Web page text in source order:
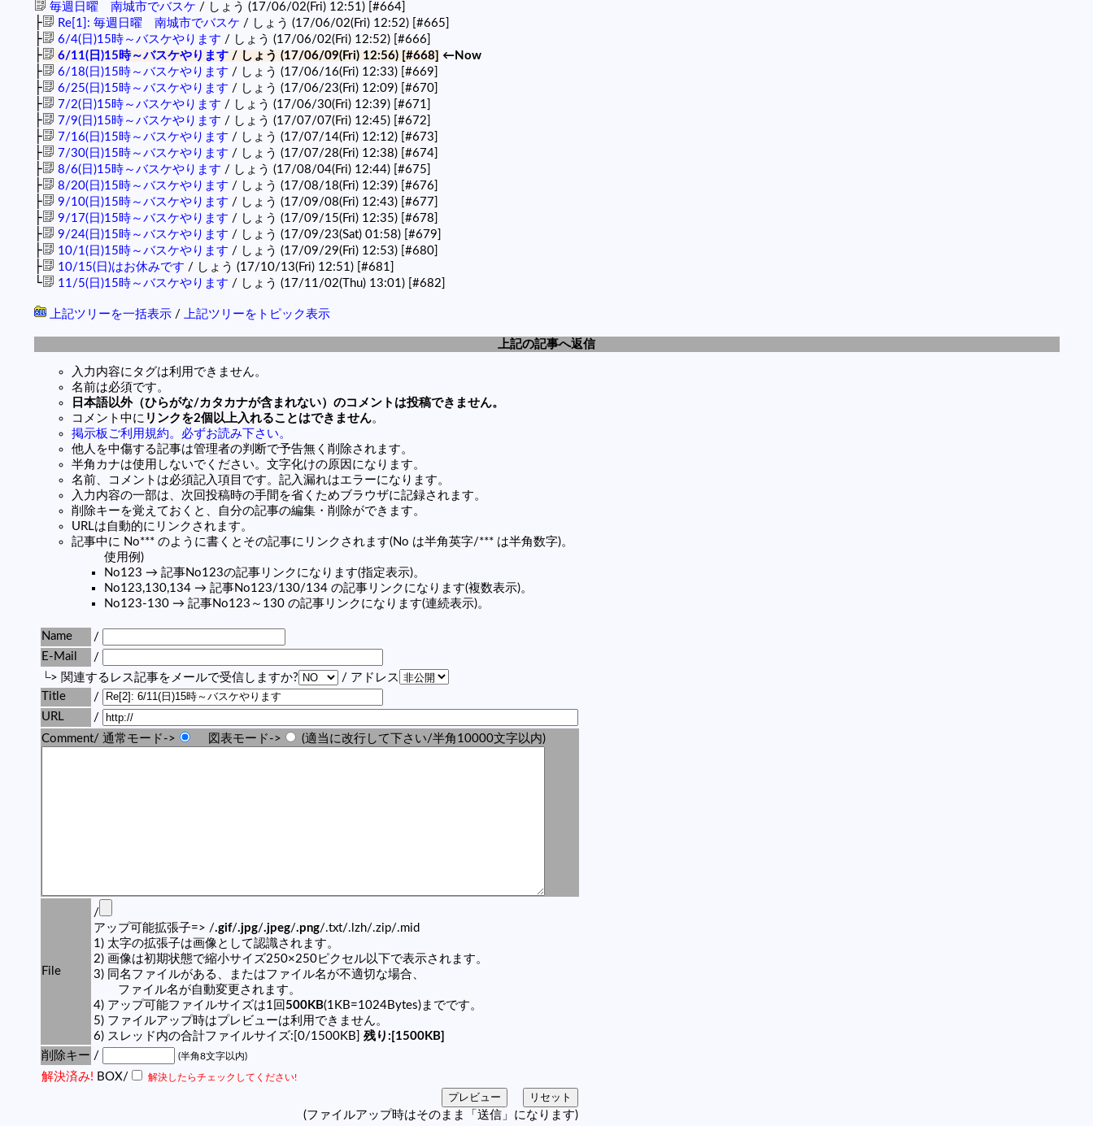
毎週日曜 南城市でバスケ / しょう (17/06/02(Fri) 12:51) [#664]
├ Re[1]: 毎週日曜 南城市でバスケ / しょう (17/06/02(Fri) 12:52) [#665]
├ 6/4(日)15時～バスケやります / しょう (17/06/02(Fri) 12:52) [#666]
├ 6/11(日)15時～バスケやります/ しょう (17/06/09(Fri) 12:56) [#668] ←Now
├ 6/18(日)15時～バスケやります / しょう (17/06/16(Fri) 12:33) [#669]
├ 6/25(日)15時～バスケやります / しょう (17/06/23(Fri) 12:09) [#670]
├ 7/2(日)15時～バスケやります / しょう (17/06/30(Fri) 12:39) [#671]
├ 7/9(日)15時～バスケやります / しょう (17/07/07(Fri) 12:45) [#672]
├ 7/16(日)15時～バスケやります / しょう (17/07/14(Fri) 12:12) [#673]
├ 7/30(日)15時～バスケやります / しょう (17/07/28(Fri) 12:38) [#674]
├ 8/6(日)15時～バスケやります / しょう (17/08/04(Fri) 12:44) [#675]
├ 8/20(日)15時～バスケやります / しょう (17/08/18(Fri) 12:39) [#676]
├ 9/10(日)15時～バスケやります / しょう (17/09/08(Fri) 12:43) [#677]
├ 9/17(日)15時～バスケやります / しょう (17/09/15(Fri) 12:35) [#678]
├ 9/24(日)15時～バスケやります / しょう (17/09/23(Sat) 01:58) [#679]
├ 10/1(日)15時～バスケやります / しょう (17/09/29(Fri) 12:53) [#680]
├ 10/15(日)はお休みです / しょう (17/10/13(Fri) 12:51) [#681]
└ 11/5(日)15時～バスケやります / しょう (17/11/02(Thu) 13:01) [#682]
上記ツリーを一括表示/ 上記ツリーをトピック表示
上記の記事へ返信
入力内容にタグは利用できません。
名前は必須です。
日本語以外（ひらがな/カタカナが含まれない）のコメントは投稿できません。
コメント中に リンクを2個以上入れることはできません。
掲示板ご利用規約。必ずお読み下さい。
他人を中傷する記事は管理者の判断で予告無く削除されます。
半角カナは使用しないでください。文字化けの原因になります。
名前、コメントは必須記入項目です。記入漏れはエラーになります。
入力内容の一部は、次回投稿時の手間を省くためブラウザに記録されます。
削除キーを覚えておくと、自分の記事の編集・削除ができます。
URLは自動的にリンクされます。
記事中に No*** のように書くとその記事にリンクされます(No は半角英字/*** は半角数字)。
使用例)
No123 → 記事No123の記事リンクになります(指定表示)。
No123,130,134 → 記事No123/130/134 の記事リンクになります(複数表示)。
No123-130 → 記事No123～130 の記事リンクになります(連続表示)。
Name
/
E-Mail
/
└> 関連するレス記事をメールで受信しますか?
/ アドレス
Title
/
URL
/
Comment/ 通常モード->
図表モード-> (適当に改行して下さい/半角10000文字以内)
File
/
アップ可能拡張子=> /.gif/.jpg/.jpeg/.png/.txt/.lzh/.zip/.mid
1) 太字の拡張子は画像として認識されます。
2) 画像は初期状態で縮小サイズ250×250ピクセル以下で表示されます。
3) 同名ファイルがある、またはファイル名が不適切な場合、
ファイル名が自動変更されます。
4) アップ可能ファイルサイズは1回 500KB(1KB=1024Bytes)までです。
5) ファイルアップ時はプレビューは利用できません。
6) スレッド内の合計ファイルサイズ:[0/1500KB] 残り:[1500KB]
削除キー / (半角8文字以内)
解決済み! BOX/ 解決したらチェックしてください!
(ファイルアップ時はそのまま「送信」になります)